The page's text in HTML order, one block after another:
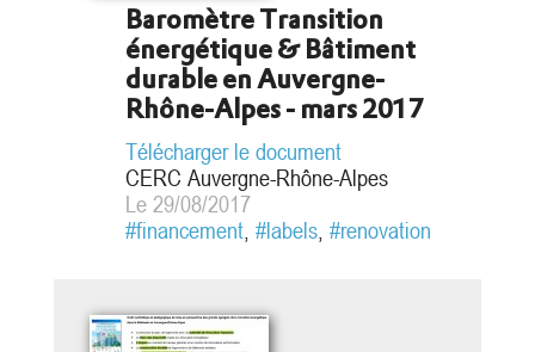
Baromètre Transition
énergétique & Bâtiment
durable en Auvergne-
Rhône-Alpes - mars 2017
Télécharger le document
CERC Auvergne-Rhône-Alpes
Le 29/08/2017
#financement, #labels, #renovation